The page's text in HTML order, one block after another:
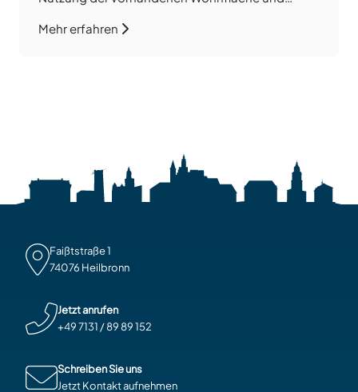
Wohnung gehört ein Balkon mit Ausblick über die
Mehr erfahren
Faißtstraße 1
74076 Heilbronn
Jetzt anrufen
+49 7131 / 89 89 152
Schreiben Sie uns
Jetzt Kontakt aufnehmen